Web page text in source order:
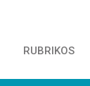
RUBRIKOS